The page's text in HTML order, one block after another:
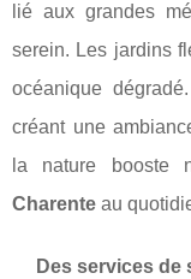
lié aux grandes
serein. Les jardins
océanique
créant une
la nature booste
Charente au
Des services de